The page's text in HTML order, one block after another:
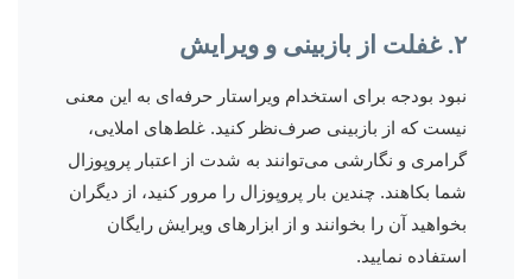
۲. غفلت از بازبینی و ویرایش
نبود بودجه برای استخدام ویراستار حرفه‌ای به این معنی
نیست که از بازبینی صرف‌نظر کنید. غلط‌های املایی،
گرامری و نگارشی می‌توانند به شدت از اعتبار پروپوزال
شما بکاهند. چندین بار پروپوزال را مرور کنید، از دیگران
بخواهید آن را بخوانند و از ابزارهای ویرایش رایگان
استفاده نمایید.